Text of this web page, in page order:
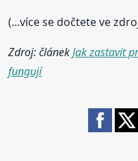
(...více se dočtete ve
Zdroj: článekJak zastavit
fungují